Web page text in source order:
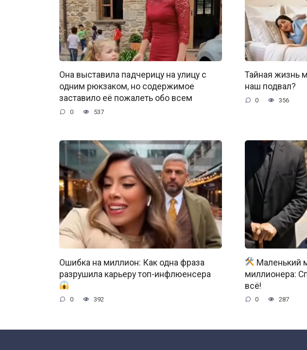
Она выставила падчерицу на улицу с
одним рюкзаком, но содержимое
заставило её пожалеть обо всем
0 537
Тайная жизнь
наш подвал?
0 356
Ошибка на миллион: Как одна фраза
разрушила карьеру топ-инфлюенсера
0 392
Маленький
миллионера:
всё!
0 287